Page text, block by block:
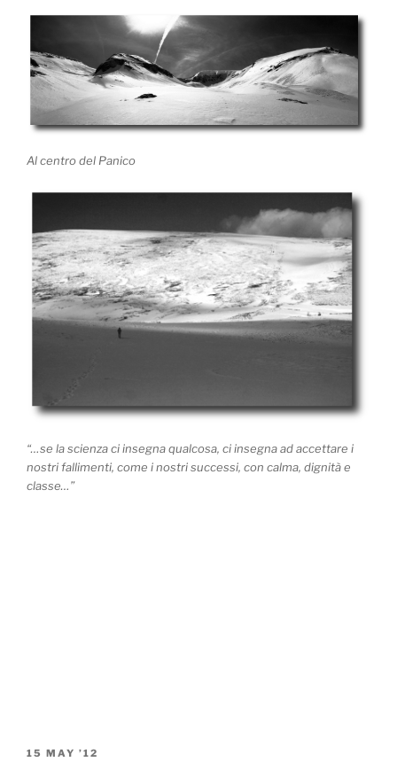
Al centro del Panico
“…se la scienza ci insegna qualcosa, ci insegna ad accettare i
nostri fallimenti, come i nostri successi, con calma, dignità e
classe…”
POSTED
15 MAY ’12